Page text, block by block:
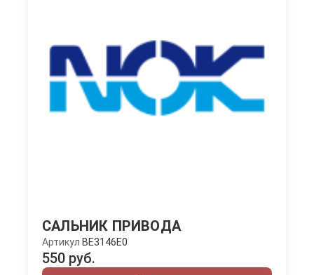
САЛЬНИК ПРИВОДА
Артикул BE3146E0
550 руб.